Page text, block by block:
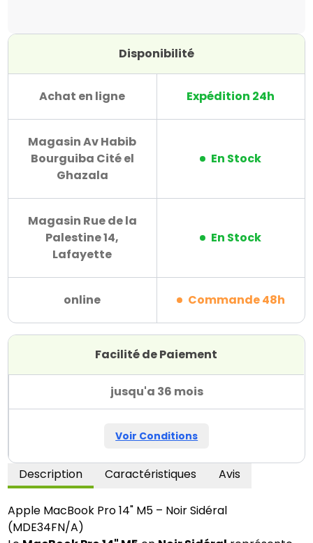
Disponibilité
Achat en ligne Expédition 24h
Magasin Av Habib
Bourguiba Cité el
Ghazala
En Stock
Magasin Rue de la
Palestine 14,
Lafayette
En Stock
online Commande 48h
Facilité de Paiement
jusqu'a 36 mois
Voir Conditions
Description Caractéristiques Avis
Apple MacBook Pro 14" M5 – Noir Sidéral
(MDE34FN/A)